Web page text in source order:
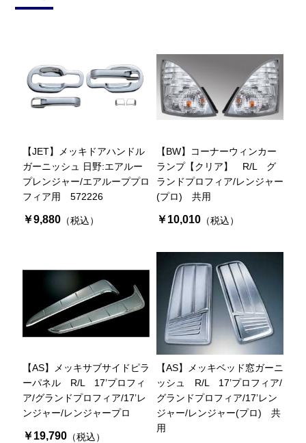
【JET】メッキドアハンドル
ガーニッシュ 日野:エアルー
プレンジャー/エアループプロ
フィア用 572226
￥9,880（税込）
【BW】コーナーウィンカー
ランプ【クリア】 R/L グ
ランドプロフィア/レンジャー
(プロ) 共用
￥10,010（税込）
【AS】メッキサブサイドピラ
ーパネル R/L 17’プロフィ
ア/グランドプロフィア/17’レ
ンジャー/レンジャープロ
￥19,790（税込）
【AS】メッキベッド窓ガーニ
ッシュ R/L 17’プロフィア/
グランドプロフィア/17’レン
ジャー/レンジャー(プロ) 共
用